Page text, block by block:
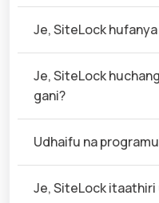
Je, SiteLock
Je, SiteLock
gani?
Udhaifu na
Je, SiteLock